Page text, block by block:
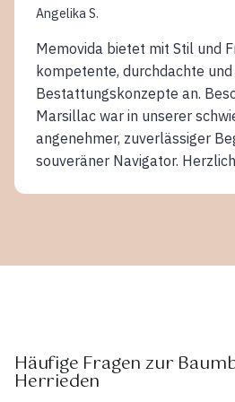
Angelika S.
Memovida bietet mit Stil und
kompetente, durchdachte
Bestattungskonzepte an.
Marsillac war in unserer
angenehmer, zuverlässiger
souveräner Navigator.
Häufige Fragen zur
Herrieden